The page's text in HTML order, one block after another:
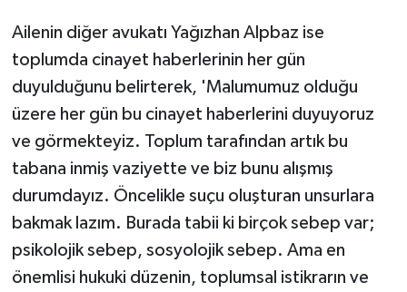
Ailenin diğer avukatı Yağızhan Alpbaz ise
toplumda cinayet haberlerinin her gün
duyulduğunu belirterek, 'Malumumuz olduğu
üzere her gün bu cinayet haberlerini duyuyoruz
ve görmekteyiz. Toplum tarafından artık bu
tabana inmiş vaziyette ve biz bunu alışmış
durumdayız. Öncelikle suçu oluşturan unsurlara
bakmak lazım. Burada tabii ki birçok sebep var;
psikolojik sebep, sosyolojik sebep. Ama en
önemlisi hukuki düzenin, toplumsal istikrarın ve